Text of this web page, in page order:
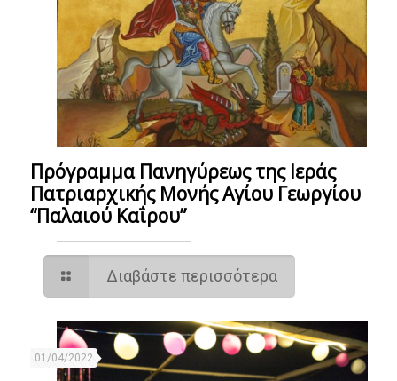
Πρόγραμμα Πανηγύρεως της Ιεράς
Πατριαρχικής Μονής Αγίου Γεωργίου
“Παλαιού Καΐρου”
Διαβάστε περισσότερα
01/04/2022